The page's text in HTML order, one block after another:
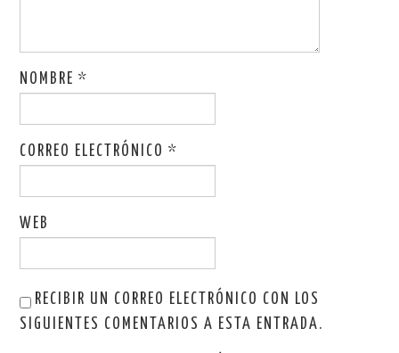
NOMBRE*
CORREO ELECTRÓNICO*
WEB
RECIBIR UN CORREO ELECTRÓNICO CON LOS
SIGUIENTES COMENTARIOS A ESTA ENTRADA.